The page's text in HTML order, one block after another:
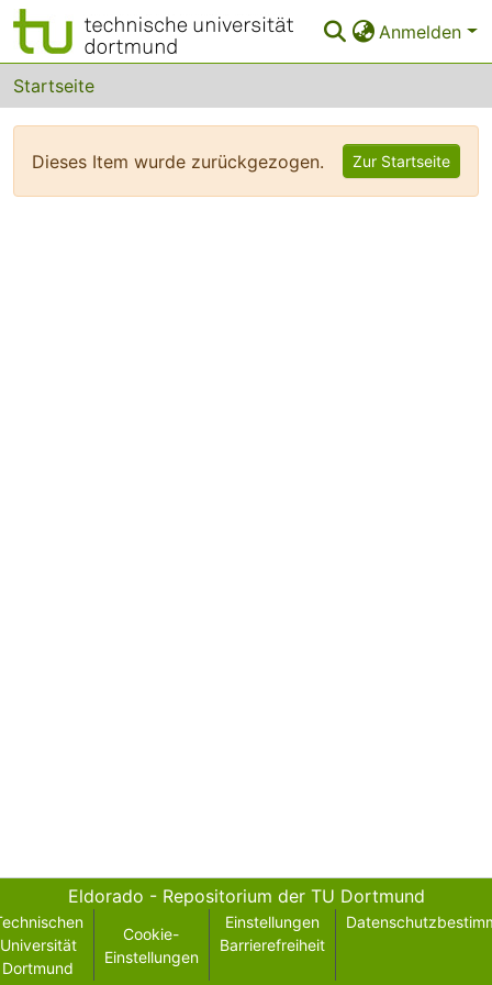
Anmelden
Bereiche & Sammlungen
Das gesamte Repositorium
FAQ
Startseite
Dieses Item wurde zurückgezogen. Zur Startseite
Eldorado - Repositorium der TU Dortmund
Universität
Dortmund
Cookie-
Einstellungen
Einstellungen
Barrierefreiheit